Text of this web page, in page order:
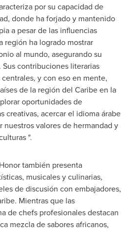
por su capacidad de
donde ha forjado y mantenido
a pesar de las influencias
región ha logrado mostrar
al mundo, asegurando su
contribuciones literarias
y con eso en mente,
de la región del Caribe en la
oportunidades de
creativas, acercar el idioma árabe
nuestros valores de hermandad y
".
también presenta
musicales y culinarias,
de discusión con embajadores,
Mientras que las
de chefs profesionales destacan
mezcla de sabores africanos,